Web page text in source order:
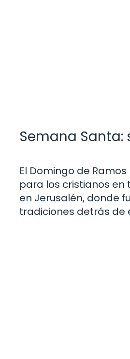
Semana
El Domingo de
para los cristianos
en Jerusalén, donde
tradiciones detrás de